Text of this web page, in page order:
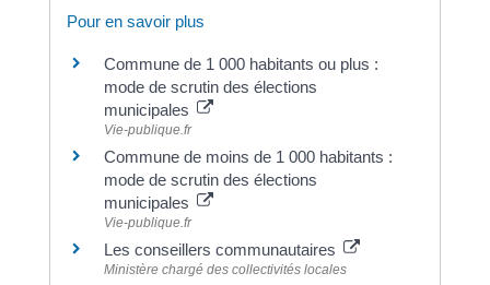
Pour en savoir plus
Commune de 1 000 habitants ou plus :
mode de scrutin des élections
municipales
Vie-publique.fr
Commune de moins de 1 000 habitants :
mode de scrutin des élections
municipales
Vie-publique.fr
Les conseillers communautaires
Ministère chargé des collectivités locales